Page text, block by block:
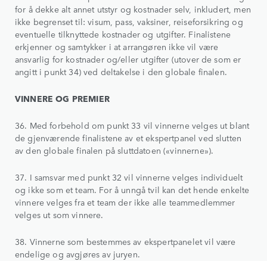
for å dekke alt annet utstyr og kostnader selv, inkludert, men
ikke begrenset til: visum, pass, vaksiner, reiseforsikring og
eventuelle tilknyttede kostnader og utgifter. Finalistene
erkjenner og samtykker i at arrangøren ikke vil være
ansvarlig for kostnader og/eller utgifter (utover de som er
angitt i punkt 34) ved deltakelse i den globale finalen.
VINNERE OG PREMIER
36. Med forbehold om punkt 33 vil vinnerne velges ut blant
de gjenværende finalistene av et ekspertpanel ved slutten
av den globale finalen på sluttdatoen («vinnerne»).
37. I samsvar med punkt 32 vil vinnerne velges individuelt
og ikke som et team. For å unngå tvil kan det hende enkelte
vinnere velges fra et team der ikke alle teammedlemmer
velges ut som vinnere.
38. Vinnerne som bestemmes av ekspertpanelet vil være
endelige og avgjøres av juryen.